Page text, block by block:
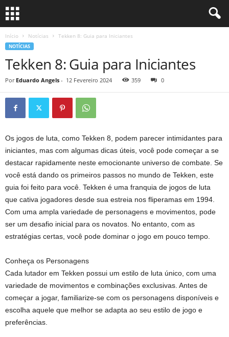
Início Notícias Tekken 8: Guia para Iniciantes
NOTÍCIAS
Tekken 8: Guia para Iniciantes
Por Eduardo Angels - 12 Fevereiro 2024 359 0
Os jogos de luta, como Tekken 8, podem parecer intimidantes para
iniciantes, mas com algumas dicas úteis, você pode começar a se
destacar rapidamente neste emocionante universo de combate. Se
você está dando os primeiros passos no mundo de Tekken, este
guia foi feito para você. Tekken é uma franquia de jogos de luta
que cativa jogadores desde sua estreia nos fliperamas em 1994.
Com uma ampla variedade de personagens e movimentos, pode
ser um desafio inicial para os novatos. No entanto, com as
estratégias certas, você pode dominar o jogo em pouco tempo.
Conheça os Personagens
Cada lutador em Tekken possui um estilo de luta único, com uma
variedade de movimentos e combinações exclusivas. Antes de
começar a jogar, familiarize-se com os personagens disponíveis e
escolha aquele que melhor se adapta ao seu estilo de jogo e
preferências.